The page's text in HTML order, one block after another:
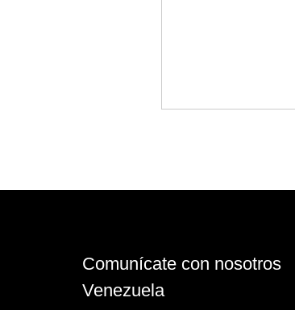
Comunícate con nosotros
Venezuela